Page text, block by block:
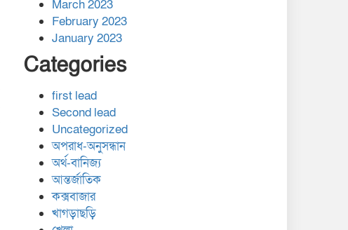
March 2023
February 2023
January 2023
Categories
first lead
Second lead
Uncategorized
অপরাধ-অনুসন্ধান
অর্থ-বানিজ্য
আন্তর্জাতিক
কক্সবাজার
খাগড়াছড়ি